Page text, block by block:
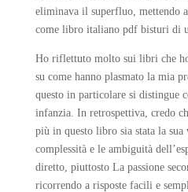
eliminava il superfluo, mettendo
come libro italiano pdf bisturi di
Ho riflettuto molto sui libri che
su come hanno plasmato la mia
questo in particolare si distingue
infanzia. In retrospettiva, credo
più in questo libro sia stata la
complessità e le ambiguità
diretto, piuttosto La passione
ricorrendo a risposte facili e